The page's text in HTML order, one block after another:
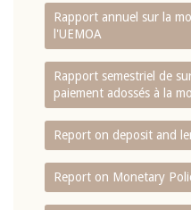
Rapport annuel sur la
l'UEMOA
Rapport semestriel de
paiement adossés à la
Report on deposit and
Report on Monetary